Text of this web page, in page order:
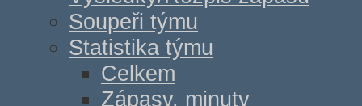
Soupeři týmu
Statistika týmu
Celkem
Zápasy, minuty